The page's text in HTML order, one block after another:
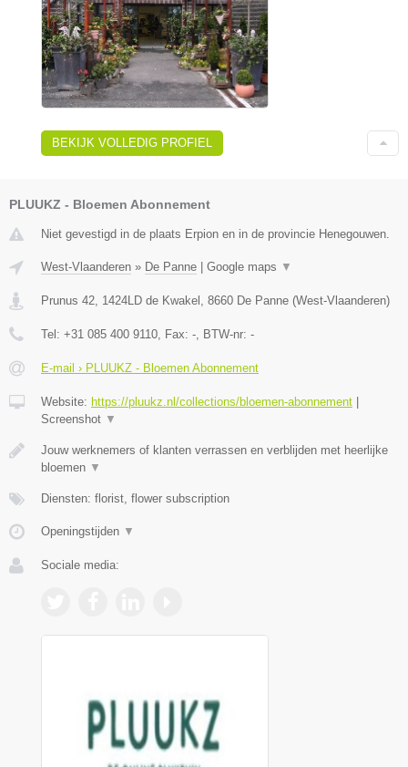
BEKIJK VOLLEDIG PROFIEL
PLUUKZ - Bloemen Abonnement
Niet gevestigd in de plaats Erpion en in de provincie Henegouwen.
West-Vlaanderen » De Panne Google maps ▼
Prunus 42, 1424LD de Kwakel , 8660 De Panne (West-Vlaanderen)
Tel: +31 085 400 9110, Fax: -, BTW-nr: -
E-mail › PLUUKZ - Bloemen Abonnement
Website: https://pluukz.nl/collections/bloemen-abonnement
Screenshot ▼
Jouw werknemers of klanten verrassen en verblijden met heerlijke
bloemen ▼
Diensten: florist, flower subscription
Openingstijden ▼
Sociale media: